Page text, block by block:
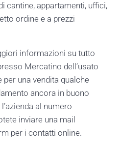
cantine, appartamenti, uffici,
ordine e a prezzi
informazioni su tutto
Mercatino dell’usato
per una vendita qualche
ancora in buono
al numero
inviare una mail
per i contatti online.